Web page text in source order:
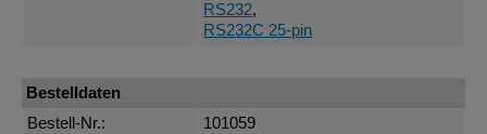
RS232,
RS232C 25-pin
Bestelldaten
Bestell-Nr.:
101059